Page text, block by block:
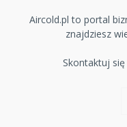
Aircold.pl to portal
znajdziesz
Skontaktuj się